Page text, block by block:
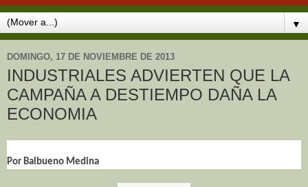
▼
DOMINGO, 17 DE NOVIEMBRE DE 2013
INDUSTRIALES ADVIERTEN QUE LA
CAMPAÑA A DESTIEMPO DAÑA LA
ECONOMIA
Por Balbueno Medina